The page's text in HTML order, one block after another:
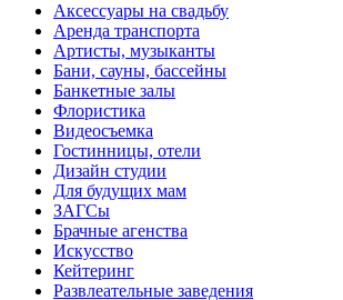
Аксессуары на свадьбу
Аренда транспорта
Артисты, музыканты
Бани, сауны, бассейны
Банкетные залы
Флористика
Видеосъемка
Гостинницы, отели
Дизайн студии
Для будущих мам
ЗАГСы
Брачные агенства
Искусство
Кейтеринг
Развлеательные заведения